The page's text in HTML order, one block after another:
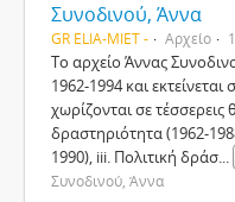
Συνοδινού, Άννα
GR ELIA-MIET - Αρχείο
Το αρχείο Άννας
1962-1994 και
χωρίζονται σε τέσσερεις
δραστηριότητα (1962-
1990), iii. Πολιτική δράσ...
Συνοδινού, Άννα